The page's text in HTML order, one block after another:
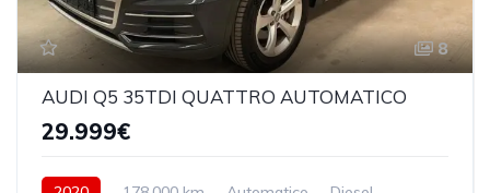
8
AUDI Q5 35TDI QUATTRO AUTOMATICO
29.999€